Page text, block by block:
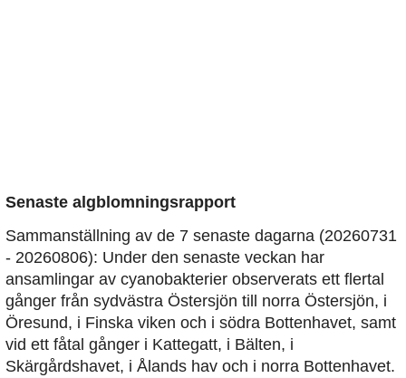
Senaste algblomningsrapport
Sammanställning av de 7 senaste dagarna (20260731
- 20260806): Under den senaste veckan har
ansamlingar av cyanobakterier observerats ett flertal
gånger från sydvästra Östersjön till norra Östersjön, i
Öresund, i Finska viken och i södra Bottenhavet, samt
vid ett fåtal gånger i Kattegatt, i Bälten, i
Skärgårdshavet, i Ålands hav och i norra Bottenhavet.